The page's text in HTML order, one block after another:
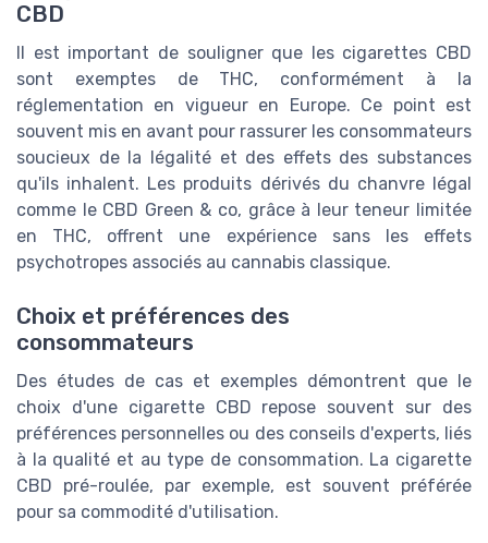
CBD
Il est important de souligner que les cigarettes CBD
sont exemptes de THC, conformément à la
réglementation en vigueur en Europe. Ce point est
souvent mis en avant pour rassurer les consommateurs
soucieux de la légalité et des effets des substances
qu'ils inhalent. Les produits dérivés du chanvre légal
comme le CBD Green & co, grâce à leur teneur limitée
en THC, offrent une expérience sans les effets
psychotropes associés au cannabis classique.
Choix et préférences des
consommateurs
Des études de cas et exemples démontrent que le
choix d'une cigarette CBD repose souvent sur des
préférences personnelles ou des conseils d'experts, liés
à la qualité et au type de consommation. La cigarette
CBD pré-roulée, par exemple, est souvent préférée
pour sa commodité d'utilisation.